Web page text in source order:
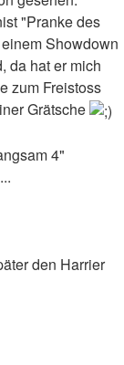
"Pranke des
Showdown
da hat er mich
zum Freistoss
Grätsche
4"
den Harrier